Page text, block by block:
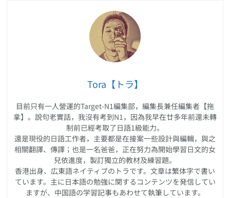
Tora【トラ】
目前只有一人營運的Target-N1編集部，編集長兼任編集者【拖
拿】。說句老實話，我沒有考到N1，因為我早在廿多年前還未轉
制前已經考取了日語1級能力。
還是現役的日語工作者，主要都是在接案一些設計與編輯，與之
相關翻譯、傳譯；也是一名爸爸，正在努力為開始學習日文的女
兒依進度，製訂獨立的教材及練習題。
香港出身、広東語ネイティブのトラです。文章は繁体字で書い
ています。主に日本語の勉強に関するコンテンツを発信してい
ますが、中国語の学習記事もあわせて執筆しています。